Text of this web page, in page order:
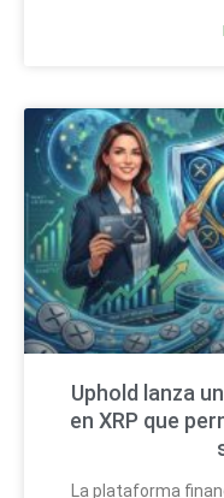
Uphold lanza
en XRP que
La plataforma